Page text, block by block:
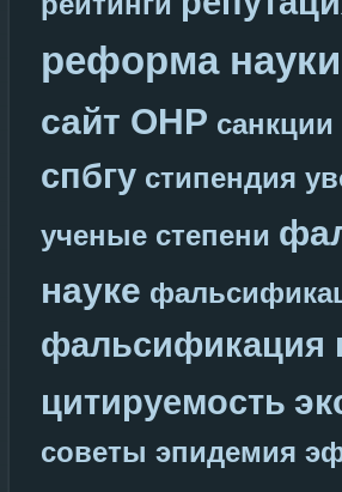
реформа науки
сайт ОНР санкции
спбгу стипендия
ученые степени
науке
фальсификация
цитируемость
советы эпидемия